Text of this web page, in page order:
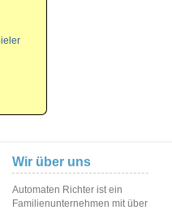
Wir über uns
Automaten Richter ist ein
Familienunternehmen mit über